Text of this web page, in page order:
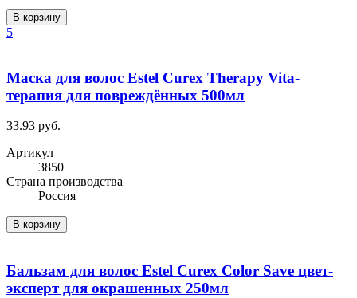
В корзину
5
Маска для волос Estel Curex Therapy Vita-
терапия для повреждённых 500мл
33.93 руб.
Артикул
3850
Cтрана производства
Россия
В корзину
Бальзам для волос Estel Curex Color Save цвет-
эксперт для окрашенных 250мл